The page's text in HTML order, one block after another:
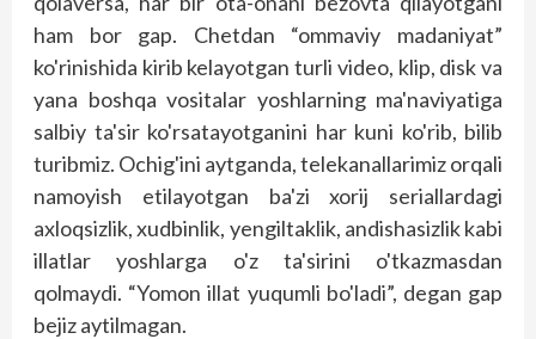
ham bor gap. Chetdan “ommaviy madaniyat”
ko'rinishida kirib kelayotgan turli video, klip, disk va
yana boshqa vositalar yoshlarning ma'naviyatiga
salbiy ta'sir ko'rsatayotganini har kuni ko'rib, bilib
turibmiz. Ochig'ini aytganda, telekanallarimiz orqali
namoyish etilayotgan ba'zi xorij seriallardagi
axloqsizlik, xudbinlik, yengiltaklik, andishasizlik kabi
illatlar yoshlarga o'z ta'sirini o'tkazmasdan
qolmaydi. “Yomon illat yuqumli bo'ladi”, degan gap
bejiz aytilmagan.